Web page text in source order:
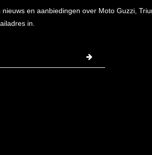
en aanbiedingen over Moto Guzzi,
in.